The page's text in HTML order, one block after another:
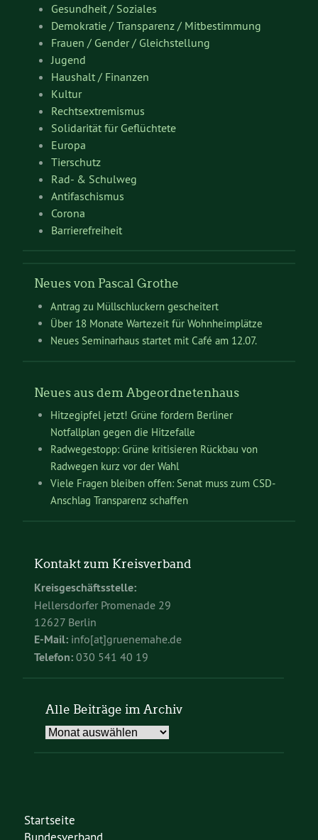
Gesundheit / Soziales
Demokratie / Transparenz / Mitbestimmung
Frauen / Gender / Gleichstellung
Jugend
Haushalt / Finanzen
Kultur
Rechtsextremismus
Solidarität für Geflüchtete
Europa
Tierschutz
Rad- & Schulweg
Antifaschismus
Corona
Barrierefreiheit
Neues von Pascal Grothe
Antrag zu Müllschluckern gescheitert
Über 18 Monate Wartezeit für Wohnheimplätze
Neues Seminarhaus startet mit Café am 12.07.
Neues aus dem Abgeordnetenhaus
Hitzegipfel jetzt! Grüne fordern Berliner
Notfallplan gegen die Hitzefalle
Radwegestopp: Grüne kritisieren Rückbau von
Radwegen kurz vor der Wahl
Viele Fragen bleiben offen: Senat muss zum CSD-
Anschlag Transparenz schaffen
Kontakt zum Kreisverband
Kreisgeschäftsstelle:
Hellersdorfer Promenade 29
12627 Berlin
E-Mail: info[at]gruenemahe.de
Telefon: 030 541 40 19
Alle Beiträge im Archiv
Alle
Startseite
Bundesverband